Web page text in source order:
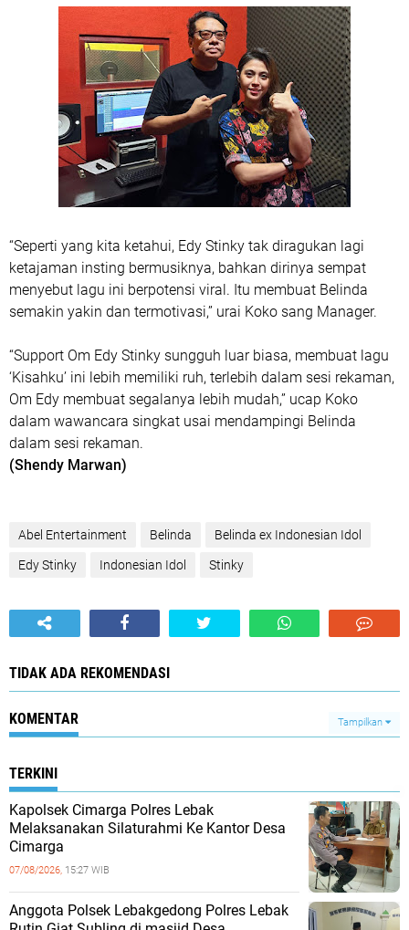
“Seperti yang kita ketahui, Edy Stinky tak diragukan lagi
ketajaman insting bermusiknya, bahkan dirinya sempat
menyebut lagu ini berpotensi viral. Itu membuat Belinda
semakin yakin dan termotivasi,” urai Koko sang Manager.
“Support Om Edy Stinky sungguh luar biasa, membuat lagu
‘Kisahku’ ini lebih memiliki ruh, terlebih dalam sesi rekaman,
Om Edy membuat segalanya lebih mudah,” ucap Koko
dalam wawancara singkat usai mendampingi Belinda
dalam sesi rekaman.
(Shendy Marwan)
Abel Entertainment Belinda Belinda ex Indonesian Idol
Edy Stinky Indonesian Idol Stinky
TIDAK ADA REKOMENDASI
KOMENTAR Tampilkan
TERKINI
Kapolsek Cimarga Polres Lebak
Melaksanakan Silaturahmi Ke Kantor Desa
Cimarga
07/08/2026, 15:27 WIB
Anggota Polsek Lebakgedong Polres Lebak